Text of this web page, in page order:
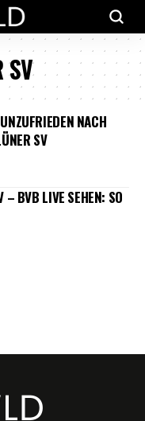
SV
NACH
SV
– BVB LIVE SEHEN: SO